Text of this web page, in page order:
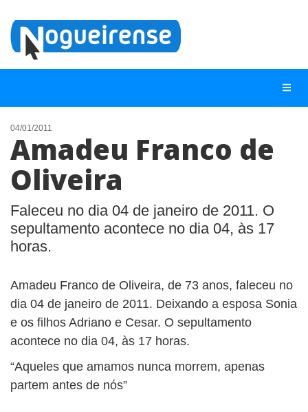
NOTÍCIAS
LISTA DIGITAL
QUEM SOMOS
CONTATO
04/01/2011
Amadeu Franco de
Oliveira
Faleceu no dia 04 de janeiro de 2011. O
sepultamento acontece no dia 04, às 17
horas.
Amadeu Franco de Oliveira, de 73 anos, faleceu no
dia 04 de janeiro de 2011. Deixando a esposa Sonia
e os filhos Adriano e Cesar. O sepultamento
acontece no dia 04, às 17 horas.
“Aqueles que amamos nunca morrem, apenas
partem antes de nós”